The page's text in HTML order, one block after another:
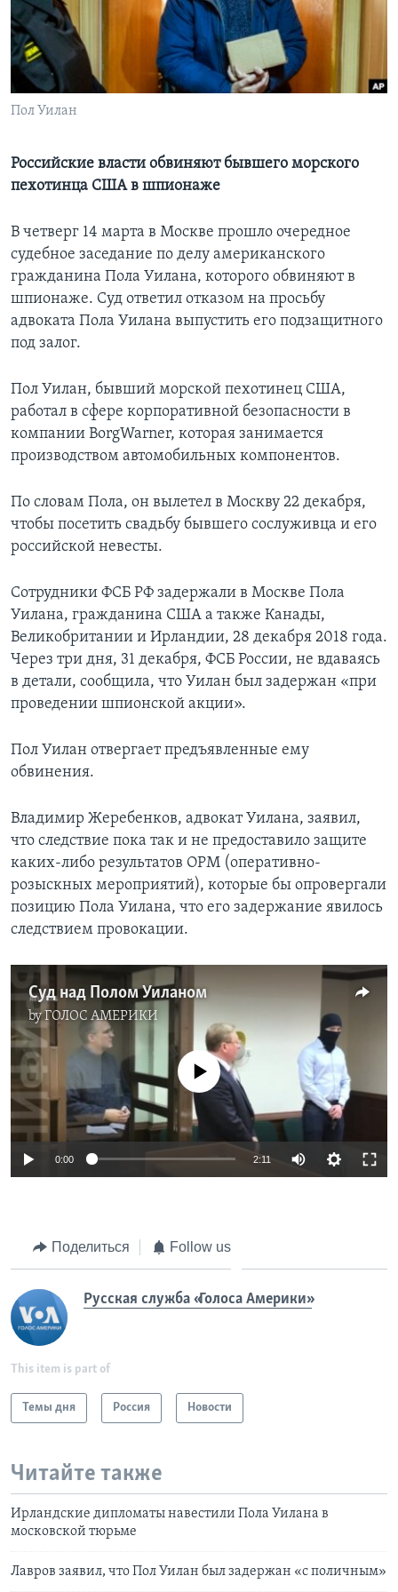
Learning English
СОЦИАЛЬНЫЕ СЕТИ
Языки
Пол Уилан
Российские власти обвиняют бывшего морского
пехотинца США в шпионаже
В четверг 14 марта в Москве прошло очередное
судебное заседание по делу американского
гражданина Пола Уилана, которого обвиняют в
шпионаже. Суд ответил отказом на просьбу
адвоката Пола Уилана выпустить его подзащитного
под залог.
Пол Уилан, бывший морской пехотинец США,
работал в сфере корпоративной безопасности в
компании BorgWarner, которая занимается
производством автомобильных компонентов.
По словам Пола, он вылетел в Москву 22 декабря,
чтобы посетить свадьбу бывшего сослуживца и его
российской невесты.
Сотрудники ФСБ РФ задержали в Москве Пола
Уилана, гражданина США а также Канады,
Великобритании и Ирландии, 28 декабря 2018 года.
Через три дня, 31 декабря, ФСБ России, не вдаваясь
в детали, сообщила, что Уилан был задержан «при
проведении шпионской акции».
Пол Уилан отвергает предъявленные ему
обвинения.
Владимир Жеребенков, адвокат Уилана, заявил,
что следствие пока так и не предоставило защите
каких-либо результатов ОРМ (оперативно-
розыскных мероприятий), которые бы опровергали
позицию Пола Уилана, что его задержание явилось
следствием провокации.
Cуд над Полом Уиланом
byГОЛОС АМЕРИКИ
No media source currently available
0:00 2:11
Поделиться Follow us
Русская служба «Голоса Америки»
This item is part of
Темы дня Россия Новости
Читайте также
Ирландские дипломаты навестили Пола Уилана в
московской тюрьме
Лавров заявил, что Пол Уилан был задержан «с поличным»